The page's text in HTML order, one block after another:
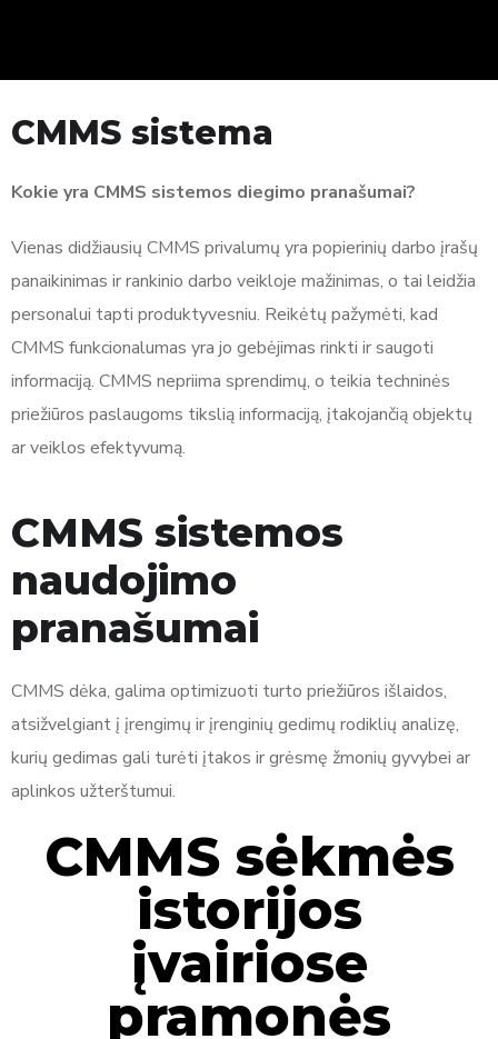
CMMS sistema
Kokie yra CMMS sistemos diegimo pranašumai?
Vienas didžiausių CMMS privalumų yra popierinių darbo įrašų
panaikinimas ir rankinio darbo veikloje mažinimas, o tai leidžia
personalui tapti produktyvesniu. Reikėtų pažymėti, kad
CMMS funkcionalumas yra jo gebėjimas rinkti ir saugoti
informaciją. CMMS nepriima sprendimų, o teikia techninės
priežiūros paslaugoms tikslią informaciją, įtakojančią objektų
ar veiklos efektyvumą.
CMMS sistemos
naudojimo
pranašumai
CMMS dėka, galima optimizuoti turto priežiūros išlaidos,
atsižvelgiant į įrengimų ir įrenginių gedimų rodiklių analizę,
kurių gedimas gali turėti įtakos ir grėsmę žmonių gyvybei ar
aplinkos užterštumui.
CMMS sėkmės
istorijos
įvairiose
pramonės